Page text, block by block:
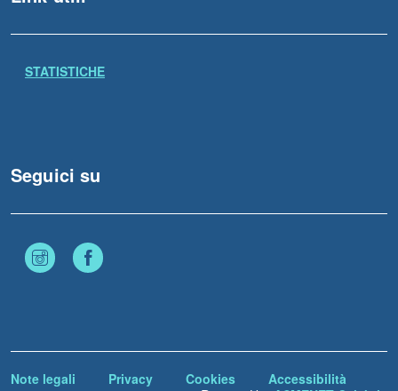
STATISTICHE
Seguici su
Instagram
Note legali Privacy Cookies Accessibilità